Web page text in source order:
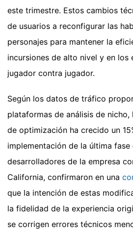
este trimestre. Estos cambios
de usuarios a reconfigurar las
personajes para mantener la
incursiones de alto nivel y en los
jugador contra jugador.
Según los datos de tráfico
plataformas de análisis de nicho,
de optimización ha crecido un
implementación de la última
desarrolladores de la empresa
California, confirmaron en una
que la intención de estas
la fidelidad de la experiencia
se corrigen errores técnicos